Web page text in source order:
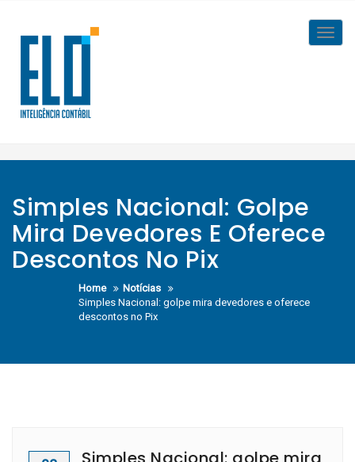
content
Simples Nacional: Golpe
Mira Devedores E Oferece
Descontos No Pix
Home
Notícias
Simples Nacional: golpe mira devedores e oferece
descontos no Pix